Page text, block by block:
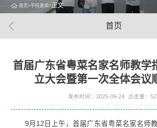
首页>学校要闻>正文
首页
首届广东省粤菜名家名师教学
立大会暨第一次全体会议
发布时间：2025-09-24 点击量：
9月12日上午，首届广东省粤菜名家名师